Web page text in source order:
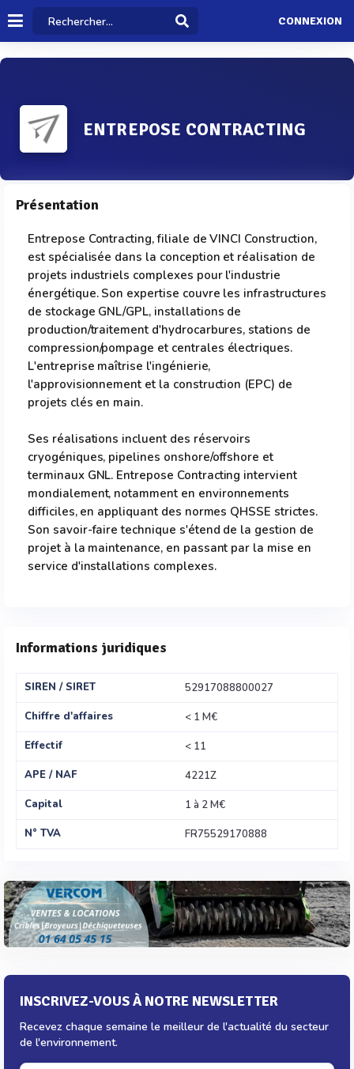
CONNEXION
ENTREPOSE CONTRACTING
Présentation
Entrepose Contracting, filiale de VINCI Construction,
est spécialisée dans la conception et réalisation de
projets industriels complexes pour l'industrie
énergétique. Son expertise couvre les infrastructures
de stockage GNL/GPL, installations de
production/traitement d'hydrocarbures, stations de
compression/pompage et centrales électriques.
L'entreprise maîtrise l'ingénierie,
l'approvisionnement et la construction (EPC) de
projets clés en main.
Ses réalisations incluent des réservoirs
cryogéniques, pipelines onshore/offshore et
terminaux GNL. Entrepose Contracting intervient
mondialement, notamment en environnements
difficiles, en appliquant des normes QHSSE strictes.
Son savoir-faire technique s'étend de la gestion de
projet à la maintenance, en passant par la mise en
service d'installations complexes.
Informations juridiques
SIREN / SIRET
52917088800027
Chiffre d'affaires
< 1 M€
Effectif
< 11
APE / NAF
4221Z
Capital
1 à 2 M€
N° TVA
FR75529170888
INSCRIVEZ-VOUS À NOTRE NEWSLETTER
Recevez chaque semaine le meilleur de l'actualité du secteur
de l'environnement.